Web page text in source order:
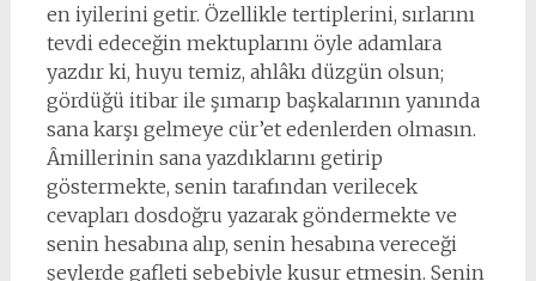
en iyilerini getir. Özellikle tertiplerini, sırlarını
tevdi edeceğin mektuplarını öyle adamlara
yazdır ki, huyu temiz, ahlâkı düzgün olsun;
gördüğü itibar ile şımarıp başkalarının yanında
sana karşı gelmeye cür’et edenlerden olmasın.
Âmillerinin sana yazdıklarını getirip
göstermekte, senin tarafından verilecek
cevapları dosdoğru yazarak göndermekte ve
senin hesabına alıp, senin hesabına vereceği
şeylerde gafleti sebebiyle kusur etmesin. Senin